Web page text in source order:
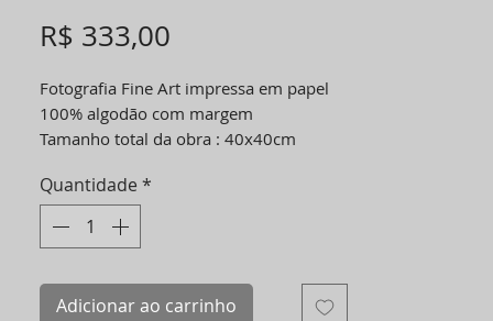
R$ 333,00
Fotografia Fine Art impressa em papel
100% algodão com margem
Tamanho total da obra : 40x40cm
A margem cria um respiro entre a
fotografia e a moldura e dispensa o uso
de passe-partout.
Quantidade *
Adicionar ao carrinho